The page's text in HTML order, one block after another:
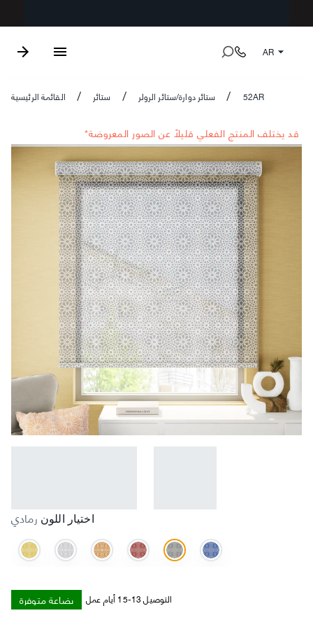
AR
القائمة الرئيسية / ستائر / ستائر دوارة/ستائر الرولر / 52AR
*قد يختلف المنتج الفعلي قليلاً عن الصور المعروضة
اختيار اللون رمادي
بضاعة متوفرة التوصيل 13-15 أيام عمل